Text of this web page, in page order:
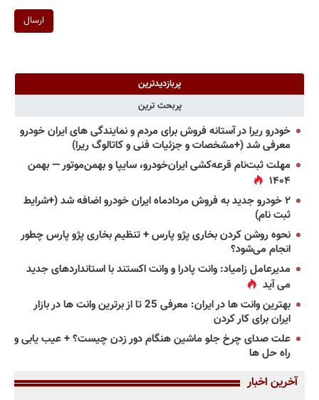
ارسال
پربازدیدترین
پربحث ترین
خودرو ریرا در آستانه فروش برای مردم و نمایندگی های ایران خودرو
معرفی شد (+مشخصات و جزئیات فنی و کاتالوگ ریرا)
مهلت ثبت‌نام قرعه‌کشی ایران‌خودرو، سایپا و بهمن‌موتور — بهمن
۱۴۰۴
۲ خودرو جدید به فروش مردادماه ایران خودرو اضافه شد (+شرایط
ثبت نام)
نحوه روشن کردن بخاری پژو پارس + تنظیم بخاری پژو پارس چطور
انجام می‌شود؟
مدیرعامل زامیاد: وانت پادرا و وانت اکستند با استانداردهای جدید
می آید
بهترین وانت ها در ایران: معرفی 25 تا از برترین وانت ها در بازار
ایران برای کار کردن
علت صدای چرخ جلو ماشین هنگام دور زدن چیست؟ + عیب یابی و
راه حل ها
آخرین اخبار